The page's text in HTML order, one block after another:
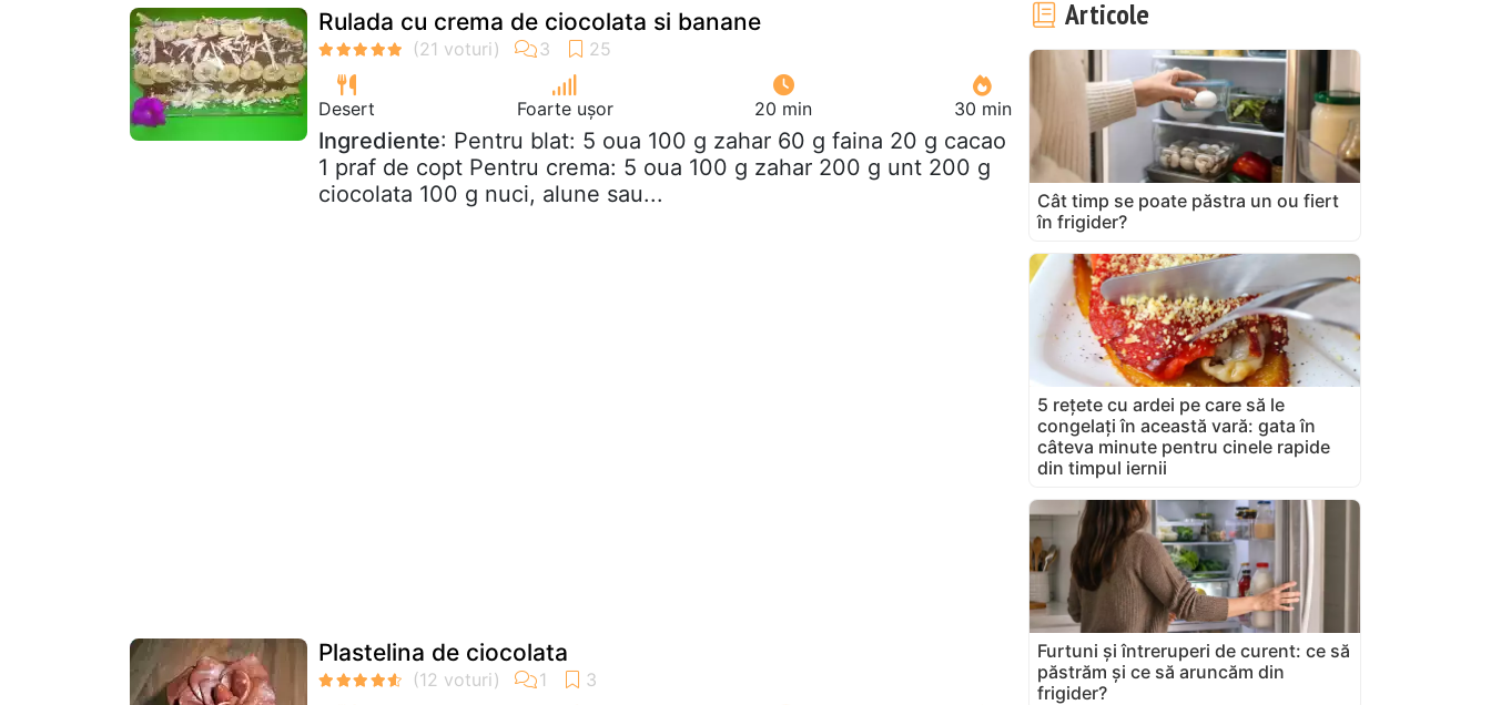
Rulada cu crema de ciocolata si banane
Desert Foarte ușor 20 min 30 min
Ingrediente: Pentru blat: 5 oua 100 g zahar 60 g faina 20 g cacao
1 praf de copt Pentru crema: 5 oua 100 g zahar 200 g unt 200 g
ciocolata 100 g nuci, alune sau...
Plastelina de ciocolata
Articole
Cât timp se poate păstra un ou fiert
în frigider?
5 rețete cu ardei pe care să le
congelați în această vară: gata în
câteva minute pentru cinele rapide
din timpul iernii
Furtuni și întreruperi de curent: ce să
păstrăm și ce să aruncăm din
frigider?